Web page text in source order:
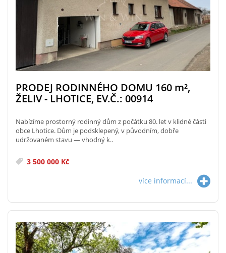
PRODEJ RODINNÉHO DOMU 160 m²,
ŽELIV - LHOTICE, EV.Č.: 00914
Nabízíme prostorný rodinný dům z počátku 80. let v klidné části
obce Lhotice. Dům je podsklepený, v původním, dobře
udržovaném stavu — vhodný k..
3 500 000 Kč
více informací...